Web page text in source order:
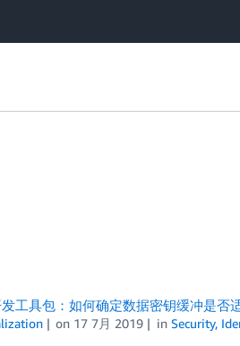
工具包：如何确定数据密钥缓冲是否
on 17 7月 2019 inSecurity,